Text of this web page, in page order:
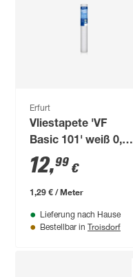
Erfurt
Vliestapete 'VF
Basic 101' weiß 0,53
x 10,05 m
12,99 €
1,29 € / Meter
Lieferung nach Hause
Bestellbar in Troisdorf